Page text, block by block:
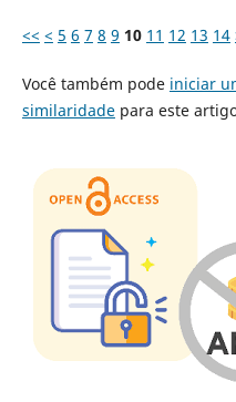
<< < 5 6 7 8 9 10 11 12 13 14
Você também pode iniciar
similaridadepara este